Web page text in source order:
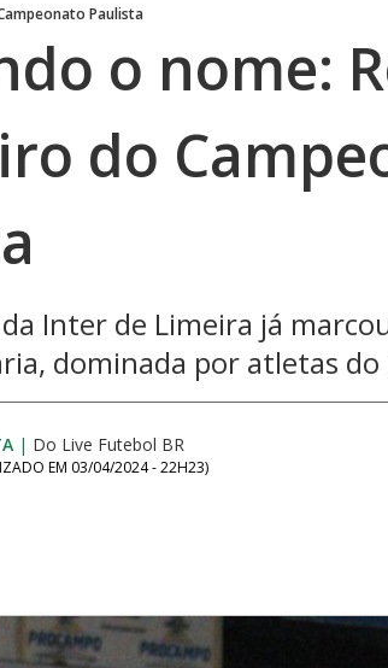
Paulista
o nome:
do
Inter de Limeira já
dominada por atletas
| Do Live Futebol BR
EM 03/04/2024 - 22H23)